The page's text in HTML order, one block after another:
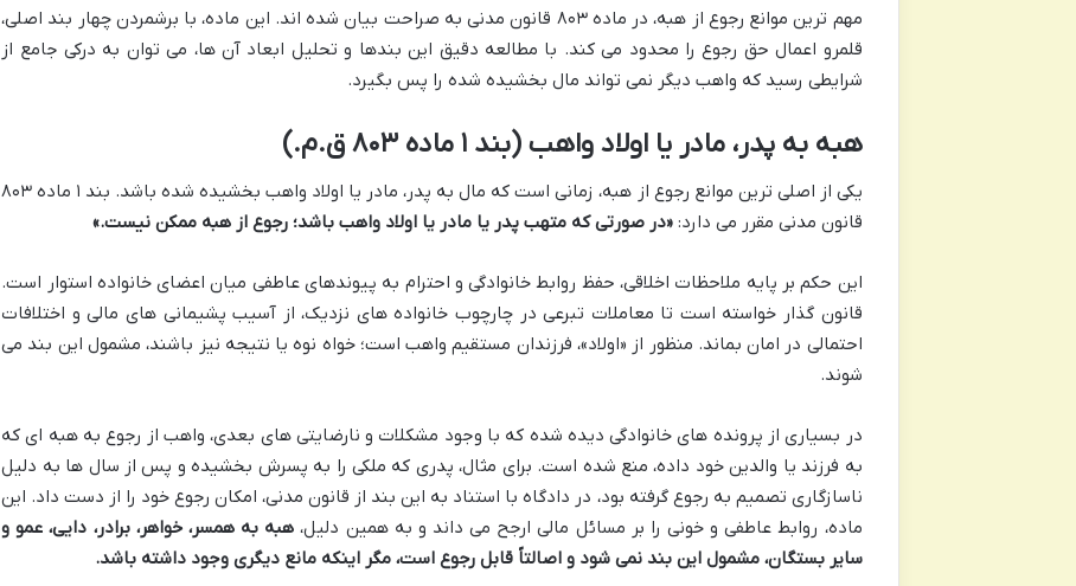
مهم ترین موانع رجوع از هبه، در ماده ۸۰۳ قانون مدنی به صراحت بیان شده اند. این ماده، با برشمردن چهار بند اصلی،
قلمرو اعمال حق رجوع را محدود می کند. با مطالعه دقیق این بندها و تحلیل ابعاد آن ها، می توان به درکی جامع از
شرایطی رسید که واهب دیگر نمی تواند مال بخشیده شده را پس بگیرد.
هبه به پدر، مادر یا اولاد واهب (بند ۱ ماده ۸۰۳ ق.م.)
یکی از اصلی ترین موانع رجوع از هبه، زمانی است که مال به پدر، مادر یا اولاد واهب بخشیده شده باشد. بند ۱ ماده ۸۰۳
قانون مدنی مقرر می دارد:«در صورتی که متهب پدر یا مادر یا اولاد واهب باشد؛ رجوع از هبه ممکن نیست.»
این حکم بر پایه ملاحظات اخلاقی، حفظ روابط خانوادگی و احترام به پیوندهای عاطفی میان اعضای خانواده استوار است.
قانون گذار خواسته است تا معاملات تبرعی در چارچوب خانواده های نزدیک، از آسیب پشیمانی های مالی و اختلافات
احتمالی در امان بماند. منظور از «اولاد»، فرزندان مستقیم واهب است؛ خواه نوه یا نتیجه نیز باشند، مشمول این بند می
شوند.
در بسیاری از پرونده های خانوادگی دیده شده که با وجود مشکلات و نارضایتی های بعدی، واهب از رجوع به هبه ای که
به فرزند یا والدین خود داده، منع شده است. برای مثال، پدری که ملکی را به پسرش بخشیده و پس از سال ها به دلیل
ناسازگاری تصمیم به رجوع گرفته بود، در دادگاه با استناد به این بند از قانون مدنی، امکان رجوع خود را از دست داد. این
ماده، روابط عاطفی و خونی را بر مسائل مالی ارجح می داند و به همین دلیل، هبه به همسر، خواهر، برادر، دایی، عمو و
سایر بستگان، مشمول این بند نمی شود و اصالتاً قابل رجوع است، مگر اینکه مانع دیگری وجود داشته باشد.